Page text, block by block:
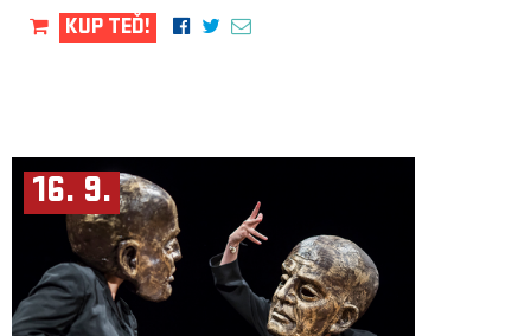
KUP TEĎ!
16. 9.